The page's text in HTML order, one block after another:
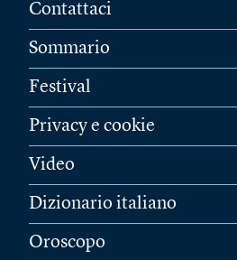
Contattaci
Sommario
Festival
Privacy e cookie
Video
Dizionario italiano
Oroscopo